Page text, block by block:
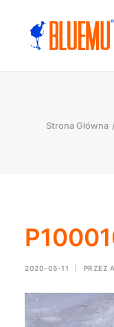
Strona Główna
2020-05-11 PRZEZ